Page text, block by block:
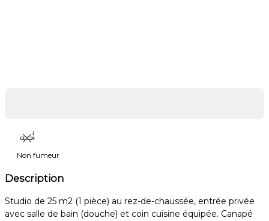
Non fumeur
Description
Studio de 25 m2 (1 pièce) au rez-de-chaussée, entrée privée
avec salle de bain (douche) et coin cuisine équipée. Canapé